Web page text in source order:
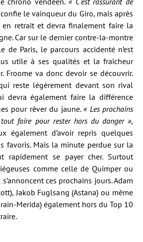
le vainqueur du Giro, mais après
retrait et devra finalement faire la
Car sur le dernier contre-la-montre
de Paris, le parcours accidenté n’est
utile à ses qualités et la fraîcheur
Froome va donc devoir se découvrir.
reste légèrement devant son rival
devra également faire la différence
pour rêver du jaune.« Les prochains
faire pour rester hors du danger »,
également d’avoir repris quelques
favoris. Mais la minute perdue sur la
rapidement se payer cher. Surtout
comme celle de Quimper ou
ces prochains jours. Adam
Jakob Fuglsang (Astana) ou même
Merida) également hors du Top 10